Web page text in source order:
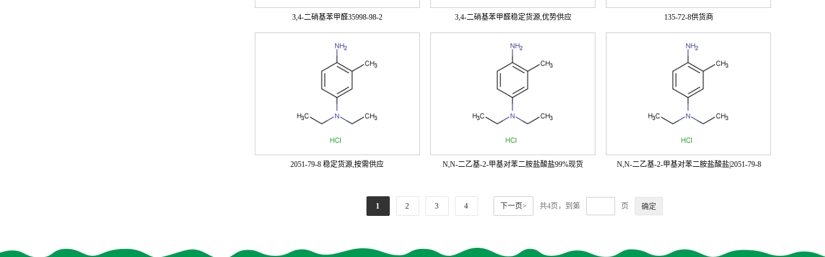
3,4-二硝基苯甲醛35998-98-2 3,4-二硝基苯甲醛稳定货源,优势供应 135-72-8供货商
2051-79-8 稳定货源,按需供应 N,N-二乙基-2-甲基对苯二胺盐酸盐99%现货 N,N-二乙基-2-甲基对苯二胺盐酸盐|2051-79-8
1 2 3 4 下一页> 共4页，到第 页